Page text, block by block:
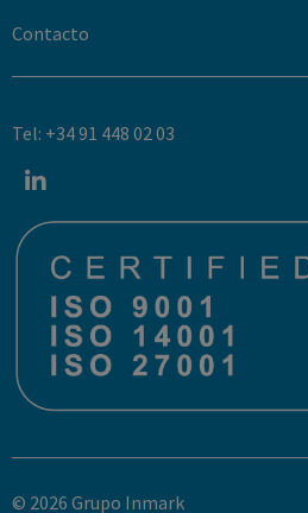
Contacto
Tel: +34 91 448 02 03
© 2026 Grupo Inmark